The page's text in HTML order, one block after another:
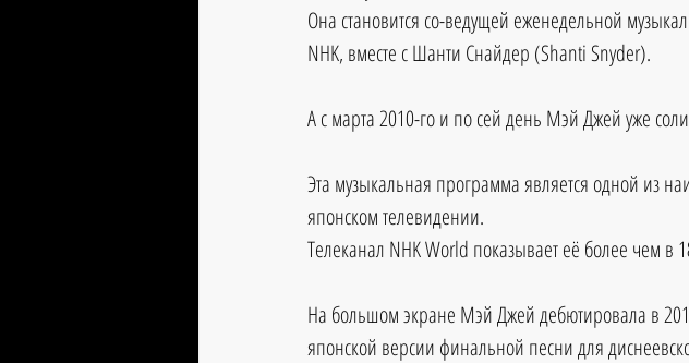
Она становится со-ведущей еженедельной
NHK, вместе с Шанти Снайдер (Shanti Snyder).
А с марта 2010-го и по сей день Мэй Джей уже
Эта музыкальная программа является одной из
японском телевидении.
Телеканал NHK World показывает её более чем в
На большом экране Мэй Джей дебютировала в
японской версии финальной песни для